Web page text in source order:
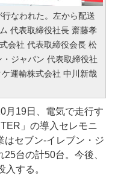
なわれた。左から配送
代表取締役社長 齋藤孝
会社 代表取締役会長 松
ジャパン 代表取締役社
運輸株式会社 中川新哉
19日、電気で走行す
」の導入セレモニ
はセブン-イレブン・ジ
台の計50台。今後、
する。